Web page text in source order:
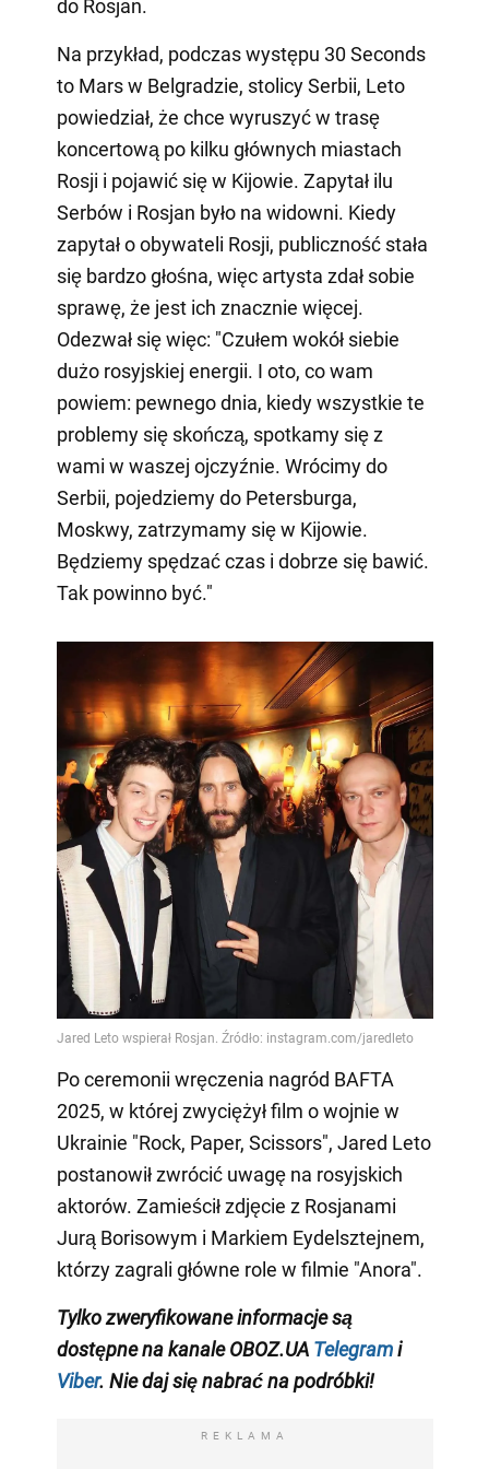
do Rosjan.
Na przykład, podczas występu 30 Seconds
to Mars w Belgradzie, stolicy Serbii, Leto
powiedział, że chce wyruszyć w trasę
koncertową po kilku głównych miastach
Rosji i pojawić się w Kijowie. Zapytał ilu
Serbów i Rosjan było na widowni. Kiedy
zapytał o obywateli Rosji, publiczność stała
się bardzo głośna, więc artysta zdał sobie
sprawę, że jest ich znacznie więcej.
Odezwał się więc: "Czułem wokół siebie
dużo rosyjskiej energii. I oto, co wam
powiem: pewnego dnia, kiedy wszystkie te
problemy się skończą, spotkamy się z
wami w waszej ojczyźnie. Wrócimy do
Serbii, pojedziemy do Petersburga,
Moskwy, zatrzymamy się w Kijowie.
Będziemy spędzać czas i dobrze się bawić.
Tak powinno być."
Po ceremonii wręczenia nagród BAFTA
2025, w której zwyciężył film o wojnie w
Ukrainie "Rock, Paper, Scissors", Jared Leto
postanowił zwrócić uwagę na rosyjskich
aktorów. Zamieścił zdjęcie z Rosjanami
Jurą Borisowym i Markiem Eydelsztejnem,
którzy zagrali główne role w filmie "Anora".
Tylko zweryfikowane informacje są
dostępne nakanaleOBOZ.UA Telegrami
Viber. Nie daj się nabrać na podróbki!
REKLAMA